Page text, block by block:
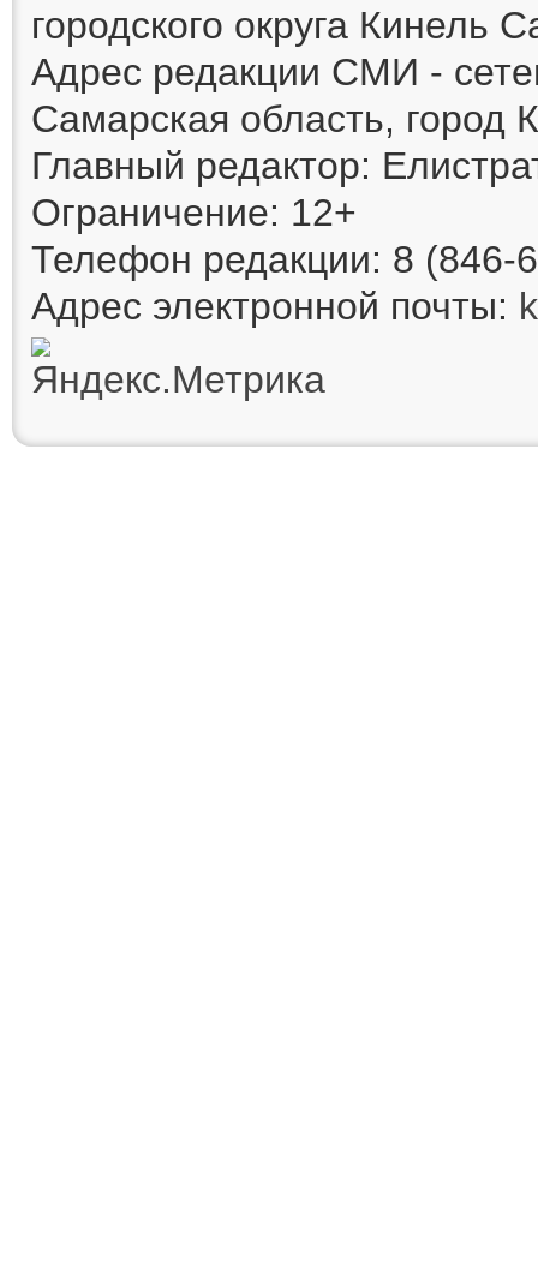
городского округа Кинель
Адрес редакции СМИ -
Самарская область, город
Главный редактор:
Ограничение: 12+
Телефон редакции: 8 (846-
Адрес электронной почты: